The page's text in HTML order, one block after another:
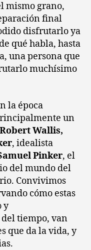
mismo grano,
final
disfrutarlo ya
qué habla, hasta
una persona que
muchísimo
la época
un
Robert Wallis,
, idealista
Pinker, el
del mundo del
Convivimos
cómo estas
y
tiempo, van
que da la vida, y